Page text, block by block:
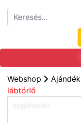
Webshop Ajándék
lábtörlő